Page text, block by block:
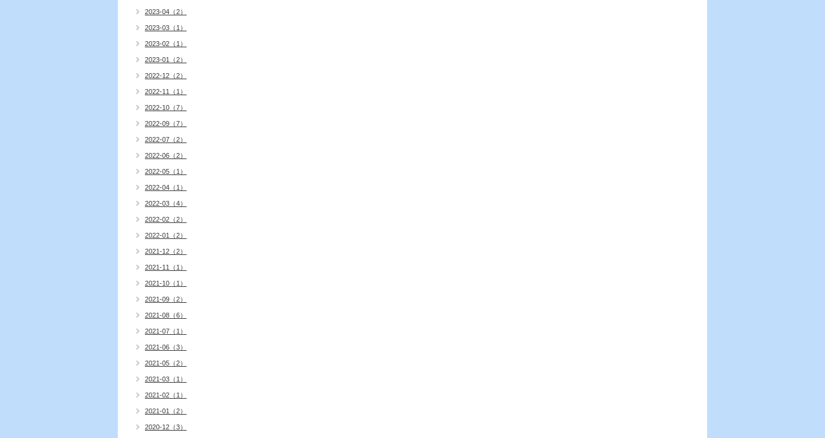
2023-04（2）
2023-03（1）
2023-02（1）
2023-01（2）
2022-12（2）
2022-11（1）
2022-10（7）
2022-09（7）
2022-07（2）
2022-06（2）
2022-05（1）
2022-04（1）
2022-03（4）
2022-02（2）
2022-01（2）
2021-12（2）
2021-11（1）
2021-10（1）
2021-09（2）
2021-08（6）
2021-07（1）
2021-06（3）
2021-05（2）
2021-03（1）
2021-02（1）
2021-01（2）
2020-12（3）